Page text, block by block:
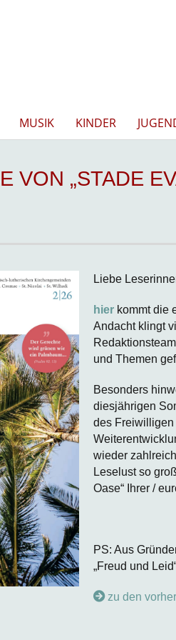
MUSIK KINDER
VON „STADE
Liebe
hier kommt die
Andacht klingt
und Themen
Besonders
diesjährigen
des
wieder
Leselust so
Oase“ Ihrer /
PS: Aus
„Freud und
zu den